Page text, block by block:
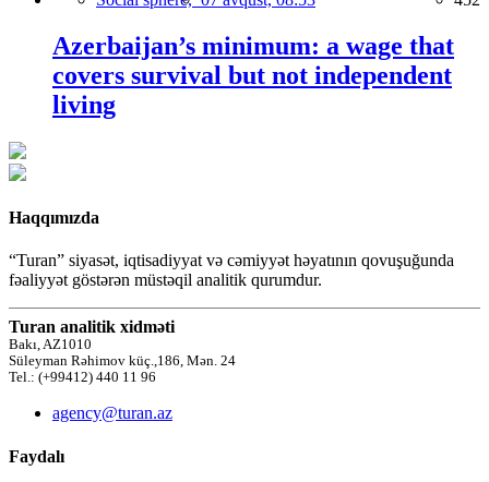
Azerbaijan’s minimum: a wage that
covers survival but not independent
living
Haqqımızda
“Turan” siyasət, iqtisadiyyat və cəmiyyət həyatının qovuşuğunda
fəaliyyət göstərən müstəqil analitik qurumdur.
Turan analitik xidməti
Bakı, AZ1010
Süleyman Rəhimov küç.,186, Mən. 24
Tel.: (+99412) 440 11 96
agency@turan.az
Faydalı